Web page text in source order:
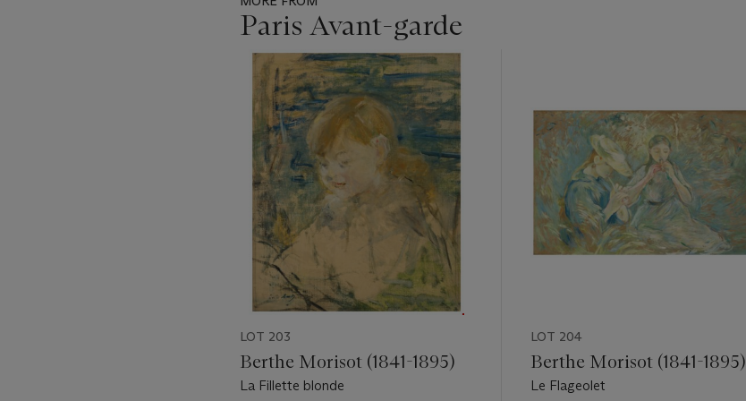
Paris Avant-garde
Item
LOT 203
Berthe Morisot (1841-1895)
La Fillette blonde
LOT 204
Berthe Morisot (1841-1895)
Le Flageolet